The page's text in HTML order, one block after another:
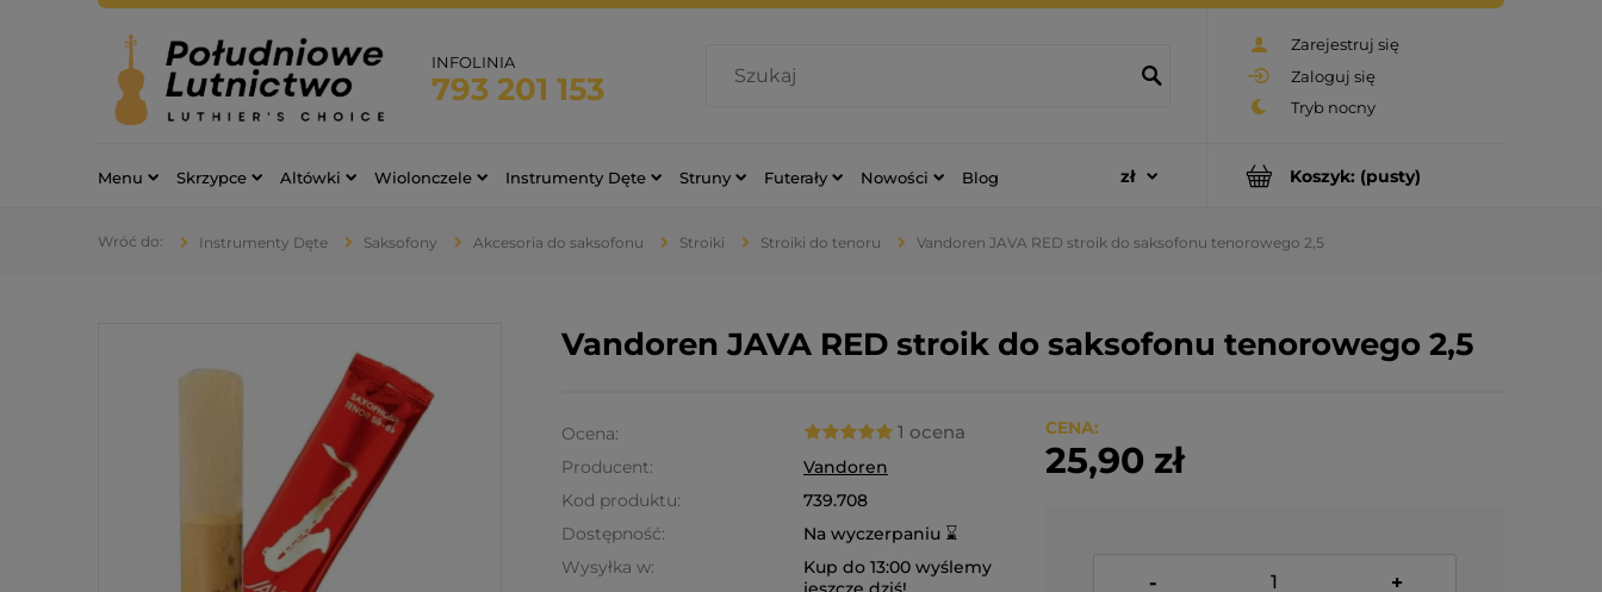
Zarejestruj się
Zaloguj się
INFOLINIA
793 201 153
Koszyk: (pusty)
Menu Skrzypce Altówki Wiolonczele Instrumenty Dęte Struny Futerały Nowości Blog
Instrumenty Dęte Saksofony Akcesoria do saksofonu Stroiki Stroiki do tenoru Vandoren JAVA RED stroik do saksofonu tenorowego 2,5
Vandoren JAVA RED stroik do saksofonu tenorowego 2,5
Ocena: 1 ocena
Producent:
Vandoren
Kod produktu:
739.708
Dostępność:
Na wyczerpaniu ⌛
Wysyłka w:
Kup do 13:00 wyślemy
CENA:
25,90 zł
- +